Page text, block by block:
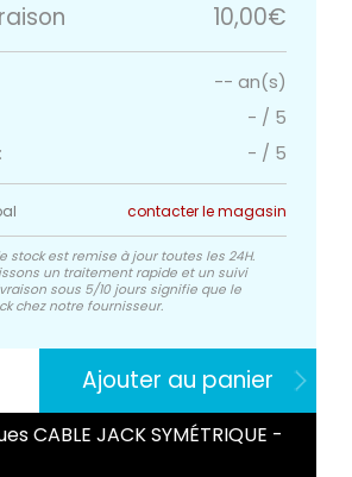
10,00€
-- an(s)
- / 5
- / 5
contacter le magasin
stock est remise à jour toutes les 24H.
un traitement rapide et un suivi
sous 5/10 jours signifie que le
chez notre fournisseur.
Ajouter au panier
CABLE JACK SYMÉTRIQUE -